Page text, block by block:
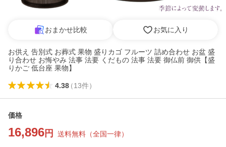
おまかせ比較 お気に入り
お供え 告別式 お葬式 果物 盛りカゴ フルーツ 詰め合わせ お盆 盛
り合わせ お悔やみ 法事 法要 くだもの 法事 法要 御仏前 御供【盛
りかご 低台座 果物】
4.38（13件）
価格
16,896 円 送料無料 （全国一律）